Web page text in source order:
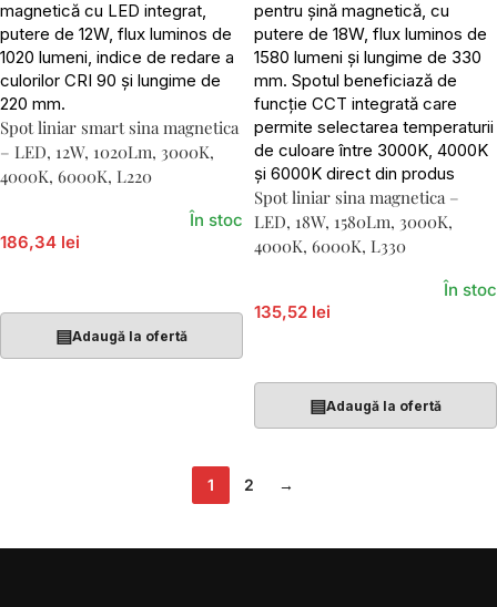
Spot liniar smart sina magnetica
– LED, 12W, 1020Lm, 3000K,
4000K, 6000K, L220
186,34 lei
În stoc
▤Adaugă la ofertă
Spot liniar sina magnetica –
LED, 18W, 1580Lm, 3000K,
4000K, 6000K, L330
135,52 lei
În stoc
▤Adaugă la ofertă
1 2 →